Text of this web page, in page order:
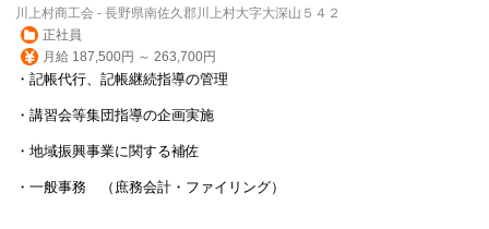
川上村商工会 - 長野県南佐久郡川上村大字大深山５４２
正社員
月給 187,500円 ～ 263,700円
・記帳代行、記帳継続指導の管理
・講習会等集団指導の企画実施
・地域振興事業に関する補佐
・一般事務 （庶務会計・ファイリング）